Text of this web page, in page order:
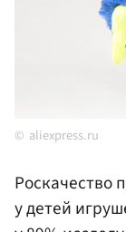
aliexpress.ru
Роскачество
у детей